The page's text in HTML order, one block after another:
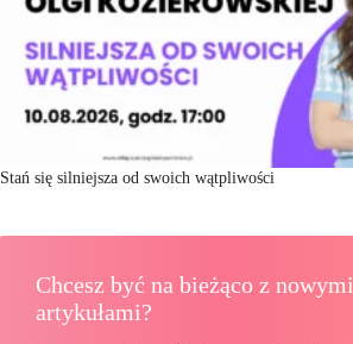
Stań się silniejsza od swoich wątpliwości
Chcesz być na bieżąco z nowymi
artykułami?